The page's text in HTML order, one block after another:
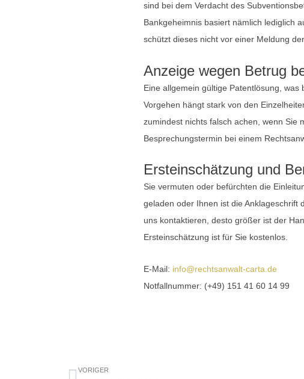
sind bei dem Verdacht des
Bankgeheimnis basiert nämlich lediglich
schützt dieses nicht vor einer Meldung
Anzeige wegen Betrug
Eine allgemein gültige Patentlösung,
Vorgehen hängt stark von den
zumindest nichts falsch achen, wenn Sie
Besprechungstermin bei einem
Ersteinschätzung und
Sie vermuten oder befürchten die
geladen oder Ihnen ist die Anklageschrift
uns kontaktieren, desto größer ist der
Ersteinschätzung ist für Sie kostenlos.
E-Mail: info@rechtsanwalt-carta.de
Notfallnummer: (+49) 151 41 60 14 99
Zurück
VORIGER